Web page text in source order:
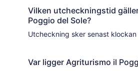
Vilken utcheckningstid
Poggio del Sole?
Utcheckning sker senast
Var ligger Agriturismo il